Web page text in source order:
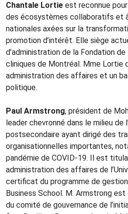
Chantale Lortie est reconnue
des écosystèmes collaboratifs et
nationales axées sur la
promotion d’intérêt. Elle siège
d’administration de la Fondation
cliniques de Montréal. Mme Lortie
administration des affaires et un
politique.
Paul Armstrong, président de
leader chevronné dans le milieu de
postsecondaire ayant dirigé des
organisationnelles importantes,
pandémie de COVID-19. Il est
administration des affaires de
certificat du programme de
Business School. M. Armstrong
du comité de gouvernance de